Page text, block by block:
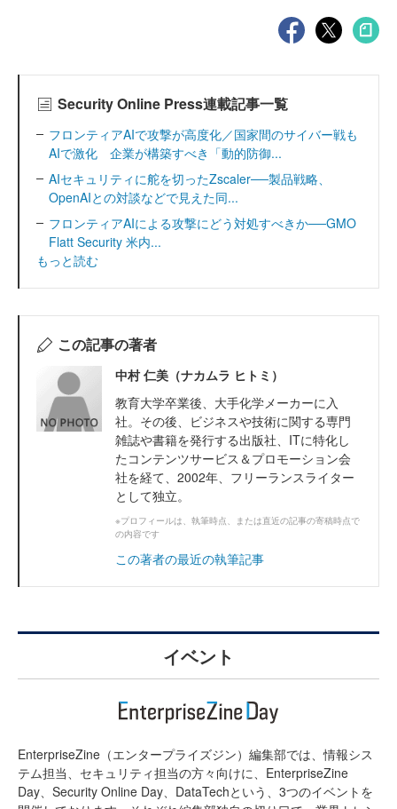
Security Online Press連載記事一覧
フロンティアAIで攻撃が高度化／国家間のサイバー戦も
AIで激化 企業が構築すべき「動的防御...
AIセキュリティに舵を切ったZscaler──製品戦略、
OpenAIとの対談などで見えた同...
フロンティアAIによる攻撃にどう対処すべきか──GMO
Flatt Security 米内...
もっと読む
この記事の著者
中村 仁美（ナカムラ ヒトミ）
教育大学卒業後、大手化学メーカーに入
社。その後、ビジネスや技術に関する専門
雑誌や書籍を発行する出版社、ITに特化し
たコンテンツサービス＆プロモーション会
社を経て、2002年、フリーランスライター
として独立。
※プロフィールは、執筆時点、または直近の記事の寄稿時点で
の内容です
この著者の最近の執筆記事
イベント
EnterpriseZine（エンタープライズジン）編集部では、情報シス
テム担当、セキュリティ担当の方々向けに、EnterpriseZine
Day、Security Online Day、DataTechという、3つのイベントを